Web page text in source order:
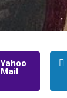
Yahoo
Mail